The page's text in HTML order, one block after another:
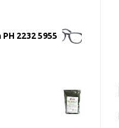
2232 5955